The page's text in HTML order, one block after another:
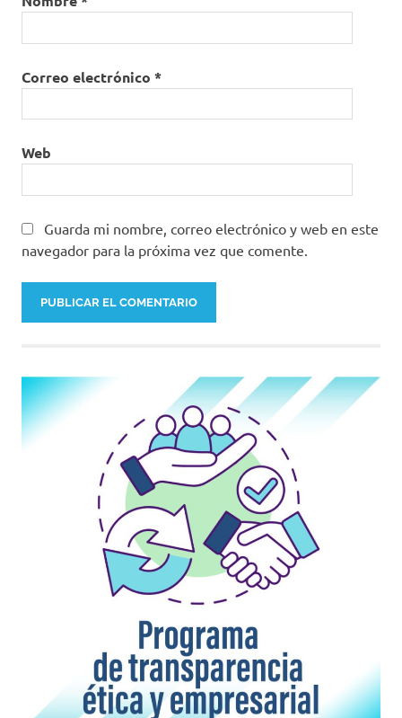
Correo electrónico *
Web
Guarda mi nombre, correo electrónico y web en este
navegador para la próxima vez que comente.